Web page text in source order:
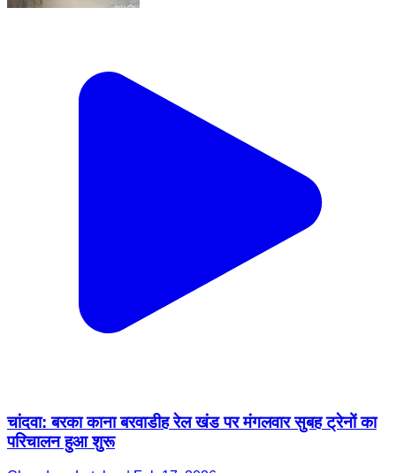
चांदवा: बरका काना बरवाडीह रेल खंड पर मंगलवार सुबह ट्रेनों का
परिचालन हुआ शुरू